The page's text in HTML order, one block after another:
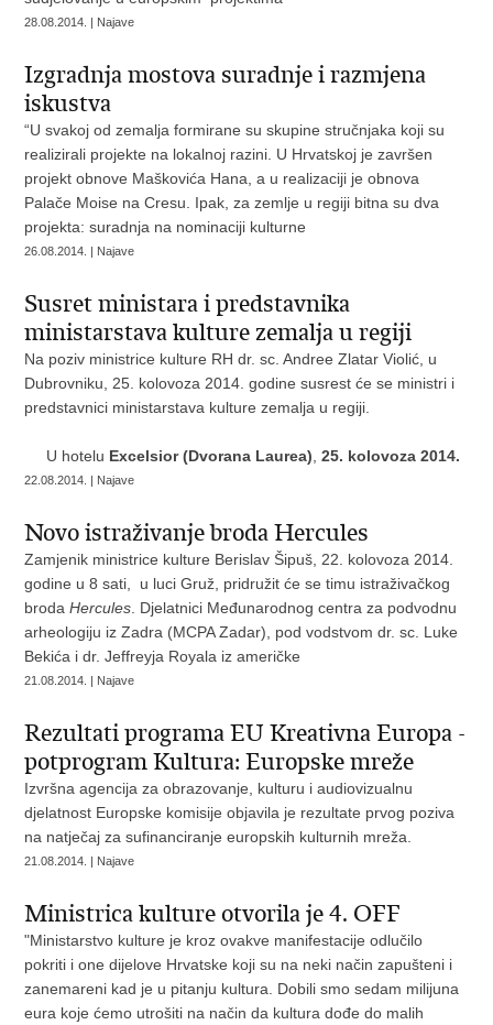
28.08.2014. | Najave
Izgradnja mostova suradnje i razmjena
iskustva
“U svakoj od zemalja formirane su skupine stručnjaka koji su
realizirali projekte na lokalnoj razini. U Hrvatskoj je završen
projekt obnove Maškovića Hana, a u realizaciji je obnova
Palače Moise na Cresu. Ipak, za zemlje u regiji bitna su dva
projekta: suradnja na nominaciji kulturne
26.08.2014. | Najave
Susret ministara i predstavnika
ministarstava kulture zemalja u regiji
Na poziv ministrice kulture RH dr. sc. Andree Zlatar Violić, u
Dubrovniku, 25. kolovoza 2014. godine susrest će se ministri i
predstavnici ministarstava kulture zemalja u regiji.
U hotelu Excelsior (Dvorana Laurea) ,25. kolovoza 2014.
22.08.2014. | Najave
Novo istraživanje broda Hercules
Zamjenik ministrice kulture Berislav Šipuš, 22. kolovoza 2014.
godine u 8 sati, u luci Gruž, pridružit će se timu istraživačkog
brodaHercules . Djelatnici Međunarodnog centra za podvodnu
arheologiju iz Zadra (MCPA Zadar), pod vodstvom dr. sc. Luke
Bekića i dr. Jeffreyja Royala iz američke
21.08.2014. | Najave
Rezultati programa EU Kreativna Europa -
potprogram Kultura: Europske mreže
Izvršna agencija za obrazovanje, kulturu i audiovizualnu
djelatnost Europske komisije objavila je rezultate prvog poziva
na natječaj za sufinanciranje europskih kulturnih mreža.
21.08.2014. | Najave
Ministrica kulture otvorila je 4. OFF
"Ministarstvo kulture je kroz ovakve manifestacije odlučilo
pokriti i one dijelove Hrvatske koji su na neki način zapušteni i
zanemareni kad je u pitanju kultura. Dobili smo sedam milijuna
eura koje ćemo utrošiti na način da kultura dođe do malih